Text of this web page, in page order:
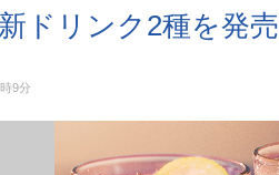
ドリンク2種を発売
9分